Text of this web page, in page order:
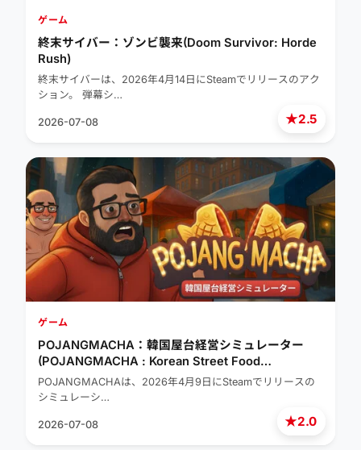
★2.5
ゲーム
終末サイバー：ゾンビ襲来(Doom Survivor: Horde
Rush)
終末サイバーは、2026年4月14日にSteamでリリースのアク
ション。 弾幕シ…
2026-07-08
★2.0
ゲーム
POJANGMACHA：韓国屋台経営シミュレーター
(POJANGMACHA : Korean Street Food
Management Simulator)
POJANGMACHAは、2026年4月9日にSteamでリリースの
シミュレーシ…
2026-07-08